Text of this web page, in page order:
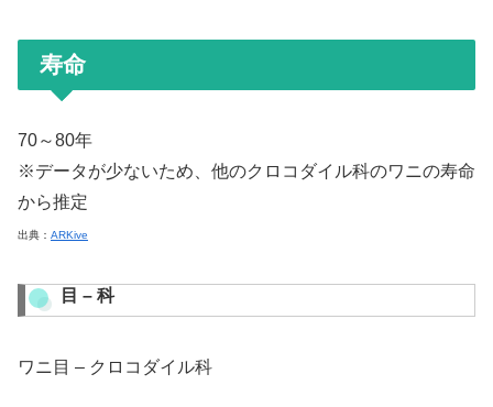
寿命
70～80年
※データが少ないため、他のクロコダイル科のワニの寿命
から推定
出典： ARKive
目 – 科
ワニ目 – クロコダイル科